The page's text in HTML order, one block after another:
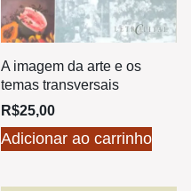
A imagem da arte e os
temas transversais
R$25,00
Adicionar ao carrinho